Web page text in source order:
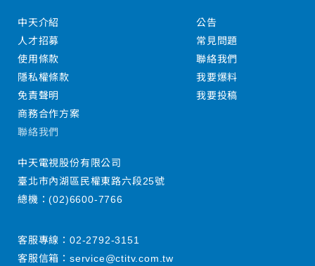
中天介紹
人才招募
使用條款
隱私權條款
免責聲明
商務合作方案
公告
常見問題
聯絡我們
我要爆料
我要投稿
聯絡我們
中天電視股份有限公司
臺北市內湖區民權東路六段25號
總機：(02)6600-7766
客服專線： 02-2792-3151
客服信箱： service@ctitv.com.tw